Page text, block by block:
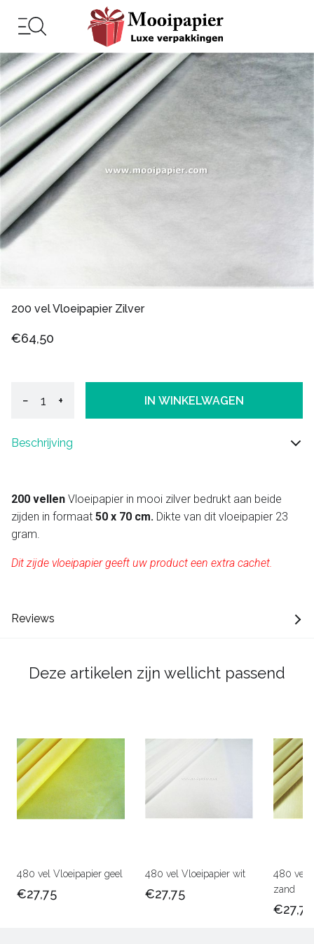
200 vel Vloeipapier Zilver
€64,50
− + IN WINKELWAGEN
Beschrijving
200 vellen Vloeipapier in mooi zilver bedrukt aan beide
zijden in formaat 50 x 70 cm. Dikte van dit vloeipapier 23
gram.
Dit zijde vloeipapier geeft uw product een extra cachet.
Reviews
Deze artikelen zijn wellicht passend
480 vel Vloeipapier geel
€27,75
480 vel Vloeipapier wit
€27,75
480 vel
zand
€27,75